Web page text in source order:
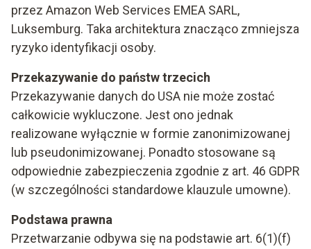
przez Amazon Web Services EMEA SARL,
Luksemburg. Taka architektura znacząco zmniejsza
ryzyko identyfikacji osoby.
Przekazywanie do państw trzecich
Przekazywanie danych do USA nie może zostać
całkowicie wykluczone. Jest ono jednak
realizowane wyłącznie w formie zanonimizowanej
lub pseudonimizowanej. Ponadto stosowane są
odpowiednie zabezpieczenia zgodnie z art. 46 GDPR
(w szczególności standardowe klauzule umowne).
Podstawa prawna
Przetwarzanie odbywa się na podstawie art. 6(1)(f)